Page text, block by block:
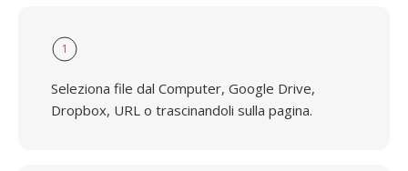
1
Seleziona file dal Computer, Google Drive,
Dropbox, URL o trascinandoli sulla pagina.